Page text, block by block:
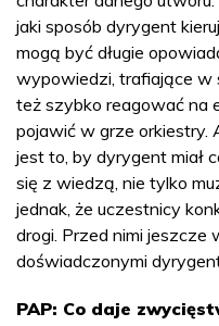
jaki sposób dyrygent
mogą być długie
wypowiedzi, trafiające w
też szybko reagować na
pojawić w grze orkiestry.
jest to, by dyrygent miał
się z wiedzą, nie tylko
jednak, że uczestnicy
drogi. Przed nimi jeszcze
doświadczonymi
PAP: Co daje